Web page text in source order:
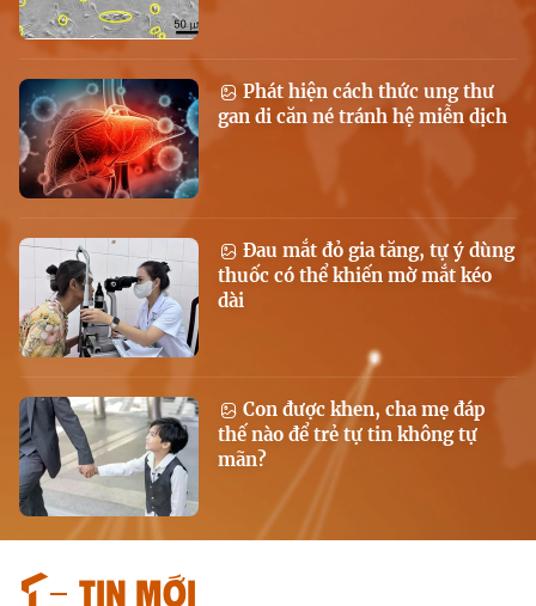
Phát hiện cách thức ung thư
gan di căn né tránh hệ miễn dịch
Đau mắt đỏ gia tăng, tự ý dùng
thuốc có thể khiến mờ mắt kéo
dài
Con được khen, cha mẹ đáp
thế nào để trẻ tự tin không tự
mãn?
Tin mới